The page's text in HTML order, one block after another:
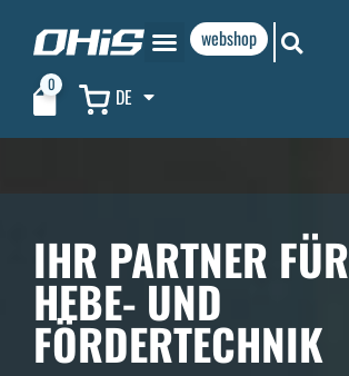
webshop
0 DE
IHR PARTNER FÜR
HEBE- UND
FÖRDERTECHNIK